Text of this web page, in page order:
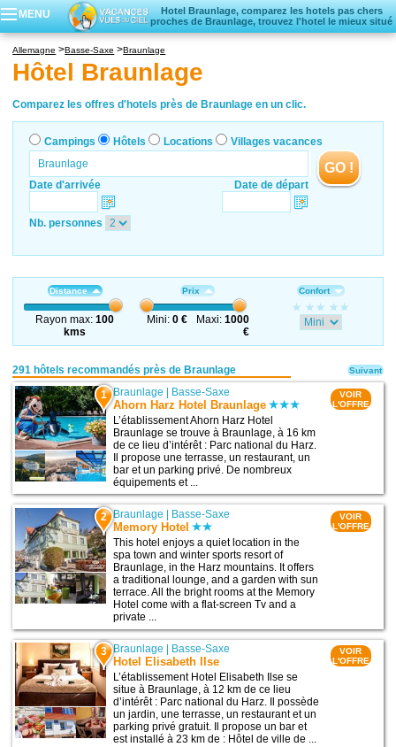
MENU
Hotel Braunlage, comparez les hotels pas chers
proches de Braunlage, trouvez l'hotel le mieux situé
Locations vacances
Villages vacances
Allemagne Basse-Saxe Braunlage
Hôtel Braunlage
Comparez les offres d'hotels près de Braunlage en un clic.
Campings Hôtels Locations Villages vacances
Date d'arrivée Date de départ
GO !
Nb. personnes
Distance
Rayon max:100
kms
Prix
Mini: 0 € Maxi:1000
€
Confort
291 hôtels recommandés près de Braunlage
1 Braunlage | Basse-Saxe
Ahorn Harz Hotel Braunlage
L’établissement Ahorn Harz Hotel
Braunlage se trouve à Braunlage, à 16 km
de ce lieu d’intérêt : Parc national du Harz.
Il propose une terrasse, un restaurant, un
bar et un parking privé. De nombreux
équipements et ...
VOIR
L'OFFRE
2 Braunlage Basse-Saxe
Memory Hotel
This hotel enjoys a quiet location in the
spa town and winter sports resort of
Braunlage, in the Harz mountains. It offers
a traditional lounge, and a garden with sun
terrace. All the bright rooms at the Memory
Hotel come with a flat-screen Tv and a
private ...
VOIR
L'OFFRE
3 Braunlage Basse-Saxe
Hotel Elisabeth Ilse
L’établissement Hotel Elisabeth Ilse se
situe à Braunlage, à 12 km de ce lieu
d’intérêt : Parc national du Harz. Il possède
un jardin, une terrasse, un restaurant et un
parking privé gratuit. Il propose un bar et
est installé à 23 km de : Hôtel de ville de ...
VOIR
L'OFFRE
Suivant